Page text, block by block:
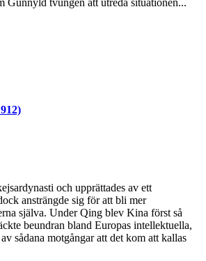
Gunnyld tvungen att utreda situationen...
och upprättades av ett
ansträngde sig för att bli mer
själva. Under Qing blev Kina först så
beundran bland Europas intellektuella,
sådana motgångar att det kom att kallas